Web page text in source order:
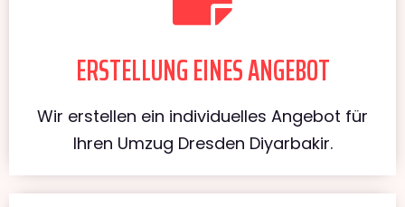
ERSTELLUNG EINES ANGEBOT
Wir erstellen ein individuelles Angebot für
Ihren Umzug Dresden Diyarbakir.